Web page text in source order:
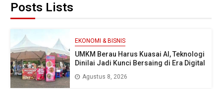
Posts Lists
EKONOMI & BISNIS
UMKM Berau Harus Kuasai AI, Teknologi
Dinilai Jadi Kunci Bersaing di Era Digital
Agustus 8, 2026